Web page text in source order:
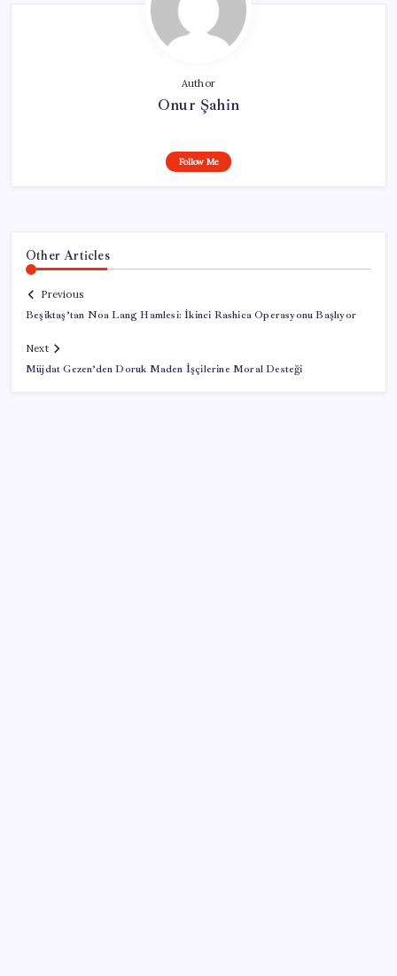
Author
Onur Şahin
Follow Me
Other Articles
Previous
Beşiktaş’tan Noa Lang Hamlesi: İkinci Rashica Operasyonu Başlıyor
Next
Müjdat Gezen’den Doruk Maden İşçilerine Moral Desteği